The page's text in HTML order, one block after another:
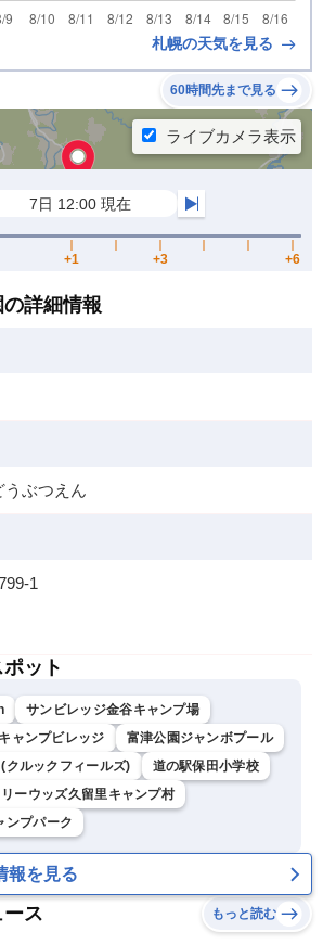
札幌の天気を見る
60時間先まで見る
詳細情報
うぶつえん
1
ット
サンビレッジ金谷キャンプ場
ャンプビレッジ
富津公園ジャンボプール
ルックフィールズ)
道の駅保田小学校
ーウッズ久留里キャンプ村
ンプパーク
報を見る
ス もっと読む